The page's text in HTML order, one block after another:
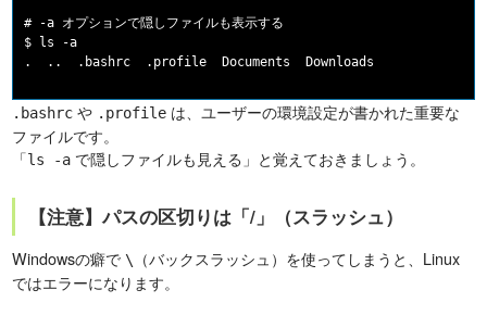
# -a オプションで隠しファイルも表示する
$ ls -a
.bashrc や .profile は、ユーザーの環境設定が書かれた重要な
ファイルです。
「ls -a で隠しファイルも見える」と覚えておきましょう。
【注意】パスの区切りは「/」（スラッシュ）
Windowsの癖で \
（バックスラッシュ）を使ってしまうと、Linux
ではエラーになります。